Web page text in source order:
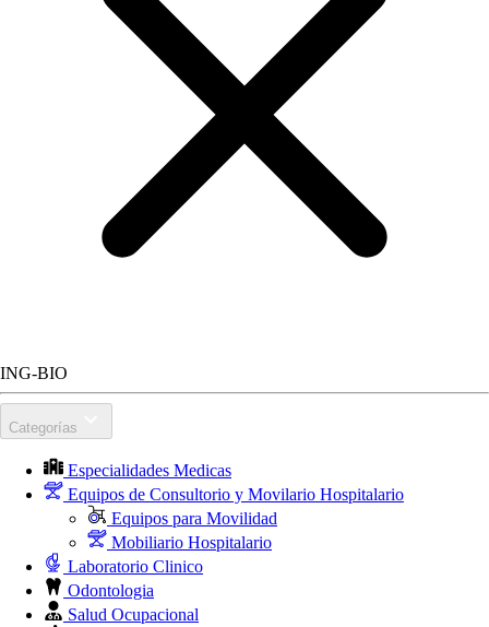
ING-BIO
Categorías
Especialidades Medicas
Equipos de Consultorio y Movilario Hospitalario
Equipos para Movilidad
Mobiliario Hospitalario
Laboratorio Clinico
Odontologia
Salud Ocupacional